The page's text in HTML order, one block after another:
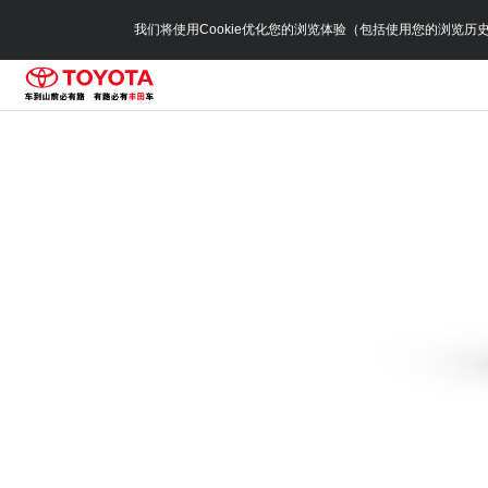
我们将使用Cookie优化您的浏览体验（包括使用您的浏览历